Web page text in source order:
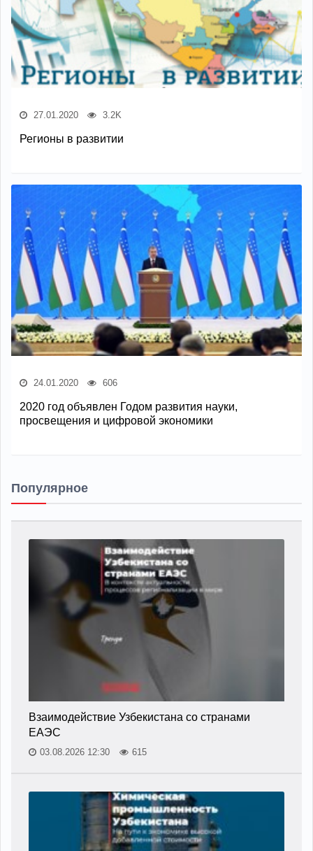
27.01.2020 3.2K
Регионы в развитии
24.01.2020 606
2020 год объявлен Годом развития науки,
просвещения и цифровой экономики
Популярное
Взаимодействие Узбекистана со странами
ЕАЭС
03.08.2026 12:30 615